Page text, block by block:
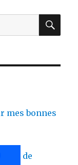
mes bonnes
de